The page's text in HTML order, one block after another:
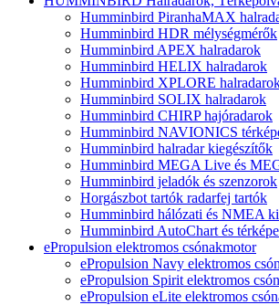
Humminbird PiranhaMAX
Humminbird HDR mélységmérők
Humminbird APEX halradarok
Humminbird HELIX halradarok
Humminbird XPLORE
Humminbird SOLIX halradarok
Humminbird CHIRP hajóradarok
Humminbird NAVIONICS
Humminbird halradar kiegészítők
Humminbird MEGA Live és
Humminbird jeladók és szenzorok
Horgászbot tartók radarfej tartók
Humminbird hálózati és NMEA
Humminbird AutoChart és
ePropulsion elektromos csónakmotor
ePropulsion Navy elektromos
ePropulsion Spirit elektromos
ePropulsion eLite elektromos